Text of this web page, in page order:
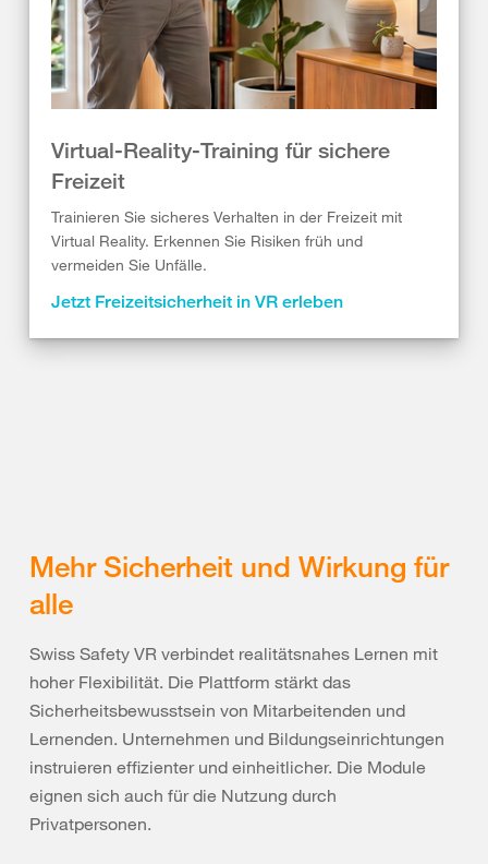
Virtual-Reality-Training für sichere
Freizeit
Trainieren Sie sicheres Verhalten in der Freizeit mit
Virtual Reality. Erkennen Sie Risiken früh und
vermeiden Sie Unfälle.
Jetzt Freizeitsicherheit in VR erleben
Mehr Sicherheit und Wirkung für
alle
Swiss Safety VR verbindet realitätsnahes Lernen mit
hoher Flexibilität. Die Plattform stärkt das
Sicherheitsbewusstsein von Mitarbeitenden und
Lernenden. Unternehmen und Bildungseinrichtungen
instruieren effizienter und einheitlicher. Die Module
eignen sich auch für die Nutzung durch
Privatpersonen.